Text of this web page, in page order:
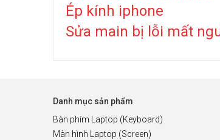
Ép kính iphone
Sửa main bị lỗi mất
Danh mục sản phẩm
Bàn phím Laptop (Keyboard)
Màn hình Laptop (Screen)